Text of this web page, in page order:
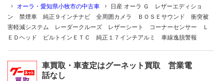
オーラ・愛知県小牧市の中古車
日産 オーラ Ｇ レザーエディショ
ン 禁煙車 純正９インチナビ 全周囲カメラ ＢＯＳＥサウンド 衝突被
害軽減システム レーダークルーズ レザーシート コーナーセンサー Ｌ
ＥＤヘッド ビルトインＥＴＣ 純正１７インチアルミ 車線逸脱警報
車買取・車査定はグーネット買取 営業電
話なし